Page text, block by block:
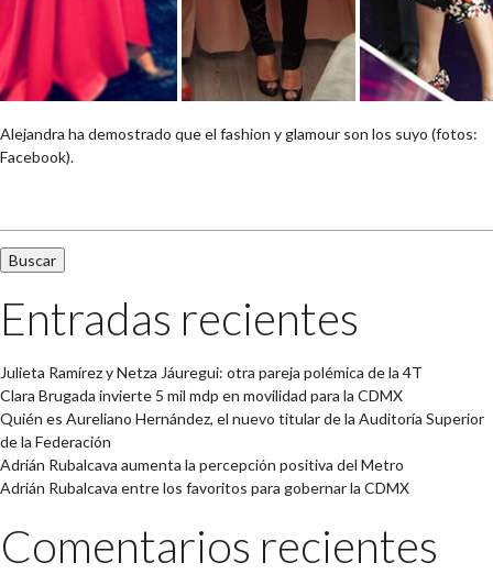
Alejandra ha demostrado que el fashion y glamour son los suyo (fotos:
Facebook).
Entradas recientes
Julieta Ramírez y Netza Jáuregui: otra pareja polémica de la 4T
Clara Brugada invierte 5 mil mdp en movilidad para la CDMX
Quién es Aureliano Hernández, el nuevo titular de la Auditoría Superior
de la Federación
Adrián Rubalcava aumenta la percepción positiva del Metro
Adrián Rubalcava entre los favoritos para gobernar la CDMX
Comentarios recientes